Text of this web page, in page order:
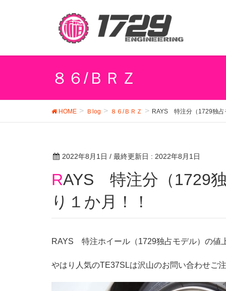
８６/ＢＲＺ
HOME Ｂlog ８６/ＢＲＺ RAYS 特注分（1729独
2022年8月1日 / 最終更新日 : 2022年8月1日
RAYS 特注分（1729独占モデル） 値上げまで残
り１か月！！
RAYS 特注ホイール（1729独占モデル）の値
やはり人気のTE37SLは沢山のお問い合わせご